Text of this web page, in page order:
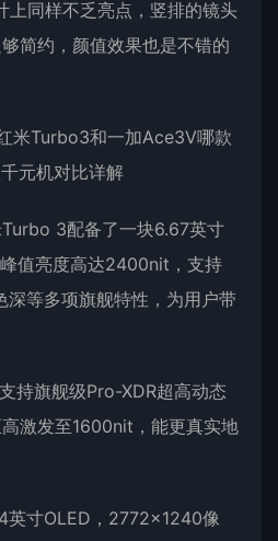
同样不乏亮点，竖排的镜头
简约，颜值效果也是不错的
3配备了一块6.67英寸
值亮度高达2400nit，支持
深等多项旗舰特性，为用户带
持旗舰级Pro-XDR超高动态
激发至1600nit，能更真实地
英寸OLED，2772×1240像